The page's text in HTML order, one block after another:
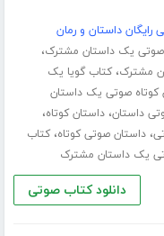
داستان و رمان
صوتی یک داستان مشترک،
مشترک،کتاب گویا یک
کوتاه صوتی یک داستان
داستان،داستان کوتاه،
،داستان صوتی کوتاه،کتاب
یک داستان مشترک
دانلود کتاب صوتی